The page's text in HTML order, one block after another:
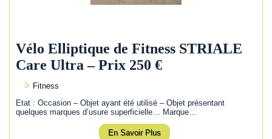
Vélo Elliptique de Fitness STRIALE
Care Ultra – Prix 250 €
Fitness
Etat : Occasion – Objet ayant été utilisé – Objet présentant
quelques marques d’usure superficielle… Marque…
En Savoir Plus